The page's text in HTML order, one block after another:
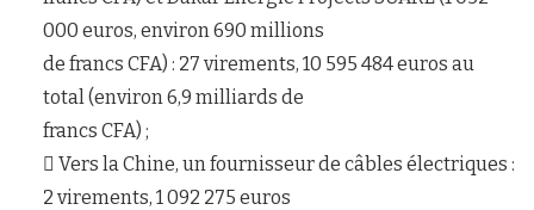
000 euros, environ 690 millions
de francs CFA) : 27 virements, 10 595 484 euros au
total (environ 6,9 milliards de
francs CFA) ;
 Vers la Chine, un fournisseur de câbles électriques :
2 virements, 1 092 275 euros